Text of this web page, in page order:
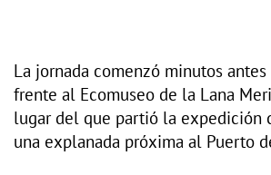
La jornada comenzó minutos
frente al Ecomuseo de la Lana
lugar del que partió la expedición
una explanada próxima al Puerto